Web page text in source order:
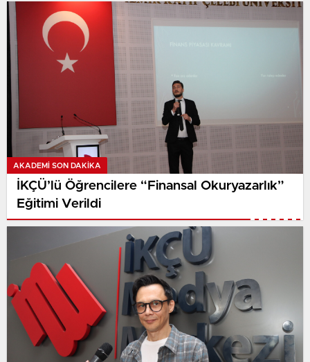
AKADEMI SON DAKİKA
İKÇÜ’lü Öğrencilere “Finansal Okuryazarlık”
Eğitimi Verildi